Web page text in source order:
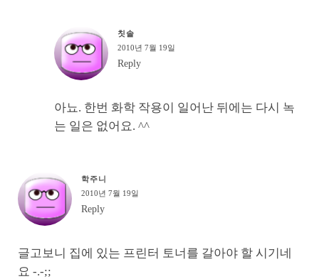
칫솔
2010년 7월 19일
Reply
아뇨. 한번 화학 작용이 일어난 뒤에는 다시 녹
는 일은 없어요. ^^
학주니
2010년 7월 19일
Reply
글고보니 집에 있는 프린터 토너를 갈아야 할 시기네
요 -.-;;